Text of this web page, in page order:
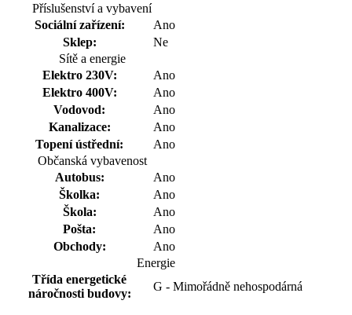
Příslušenství a vybavení
Sociální zařízení:
Ano
Sklep:
Ne
Sítě a energie
Elektro 230V:
Ano
Elektro 400V:
Ano
Vodovod:
Ano
Kanalizace:
Ano
Topení ústřední:
Ano
Občanská vybavenost
Autobus:
Ano
Školka:
Ano
Škola:
Ano
Pošta:
Ano
Obchody:
Ano
Energie
Třída energetické
náročnosti budovy:
G - Mimořádně nehospodárná